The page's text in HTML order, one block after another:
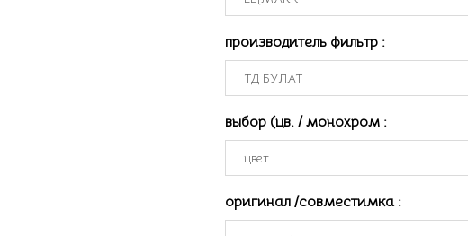
производитель фильтр :
выбор (цв. / монохром :
оригинал /совместимка :